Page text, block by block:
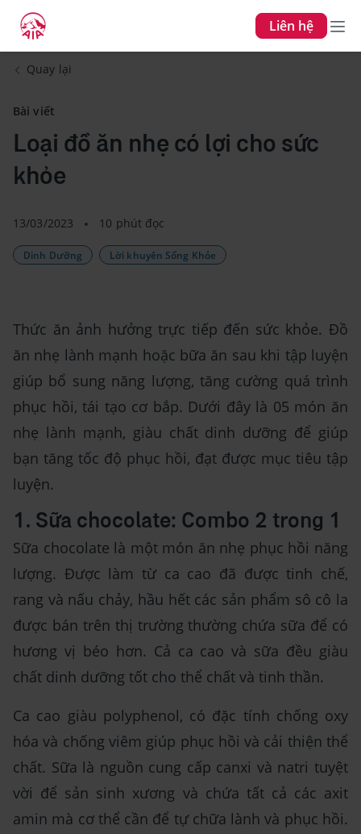
Liên hệ
Quay lại
Bài viết
Loại đồ ăn nhẹ có lợi cho sức
khỏe
13/03/2023 10 phút đọc
Dinh Dưỡng Lời khuyên Sống Khỏe
Thức ăn ảnh hưởng trực tiếp đến sức khỏe. Đồ
ăn nhẹ lành mạnh hoặc bữa ăn sau khi tập luyện
giúp bổ sung năng lượng, tăng cường quá trình
phục hồi, tái tạo cơ bắp. Dưới đây là 05 món ăn
nhẹ lành mạnh, giàu chất dinh dưỡng để giúp
bạn tăng tốc độ phục hồi, đạt được mục tiêu tập
luyện.
1. Sữa chocolate: Combo 2 trong 1
Sữa chocolate là một món ăn nhẹ phục hồi năng
lượng. Được làm từ ca cao đã được tinh chế,
rang và nấu chảy, hầu hết các sản phẩm sô cô la
được bán trên thị trường thường chứa sữa để có
hương vị béo hơn. Cả ca cao và sữa đều giàu
chất dinh dưỡng tốt cho thể chất và tinh thần.
Ca cao giàu polyphenol, có đặc tính chống oxy
hóa và chống viêm giúp phục hồi và cải thiện thể
chất. Sữa là nguồn cung cấp canxi và natri tuyệt
vời để sản sinh xương và chứa tất cả các axit
amin mà cơ thể cần để tự chữa lành và phục hồi.